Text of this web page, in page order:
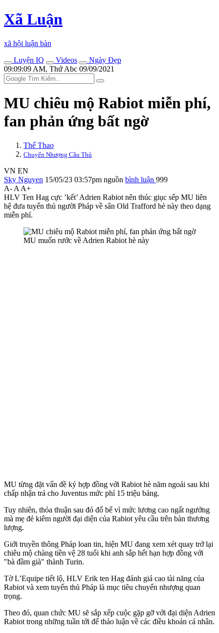
Xã Luận
xã hội luận bàn
Luyện IQ
Videos
Ngày Đẹp
09:09:09 AM, Thứ Abc 09/09/2021
MU chiêu mộ Rabiot miễn phí,
fan phản ứng bất ngờ
Thể Thao
Chuyển Nhượng Cầu Thủ
VN EN
Sky Nguyen 15/05/23 03:57pm nguồn bình luận 999
A- A A+
HLV Ten Hag cực ’kết’ Adrien Rabiot nên thúc giục sếp MU liên
hệ đưa tuyển thủ người Pháp về sân Old Trafford hè này theo dạng
miễn phí.
MU muốn rước về Adrien Rabiot hè này
MU từng đặt vấn đề ký hợp đồng với Rabiot hè năm ngoái sau khi
chấp nhận trả cho Juventus mức phí 15 triệu bảng.
Tuy nhiên, thỏa thuận sau đó đổ bể vì mức lương cao ngất ngưởng
mà mẹ đẻ kiêm người đại diện của Rabiot yêu cầu trên bàn thương
lượng.
Giới truyền thông Pháp loan tin, hiện MU đang xem xét quay trở lại
chiêu mộ chàng tiền vệ 28 tuổi khi anh sắp hết hạn hợp đồng với
"bà đầm già" thành Turin.
Tờ L’Equipe tiết lộ, HLV Erik ten Hag đánh giá cao tài năng của
Rabiot và xem tuyển thủ Pháp là mục tiêu chuyển nhượng quan
trọng.
Theo đó, quan chức MU sẽ sắp xếp cuộc gặp gỡ với đại diện Adrien
Rabiot trong những tuần tới để thảo luận về các điều khoản cá nhân.